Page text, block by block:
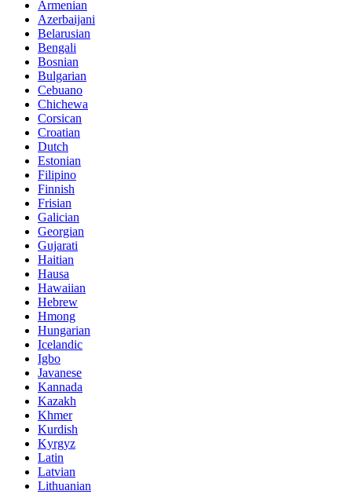
Armenian
Azerbaijani
Belarusian
Bengali
Bosnian
Bulgarian
Cebuano
Chichewa
Corsican
Croatian
Dutch
Estonian
Filipino
Finnish
Frisian
Galician
Georgian
Gujarati
Haitian
Hausa
Hawaiian
Hebrew
Hmong
Hungarian
Icelandic
Igbo
Javanese
Kannada
Kazakh
Khmer
Kurdish
Kyrgyz
Latin
Latvian
Lithuanian